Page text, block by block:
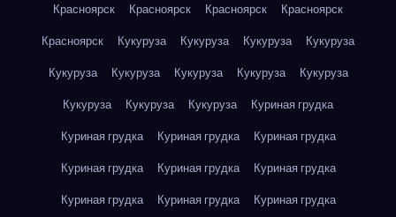
Красноярск
Красноярск Красноярск
Красноярск
Красноярск
Кукуруза Кукуруза Кукуруза
Кукуруза
Кукуруза
Кукуруза Кукуруза Кукуруза
Кукуруза
Кукуруза
Кукуруза Кукуруза
Куриная грудка
Куриная грудка
Куриная грудка
Куриная грудка
Куриная грудка
Куриная грудка
Куриная грудка
Куриная грудка
Куриная грудка
Куриная грудка